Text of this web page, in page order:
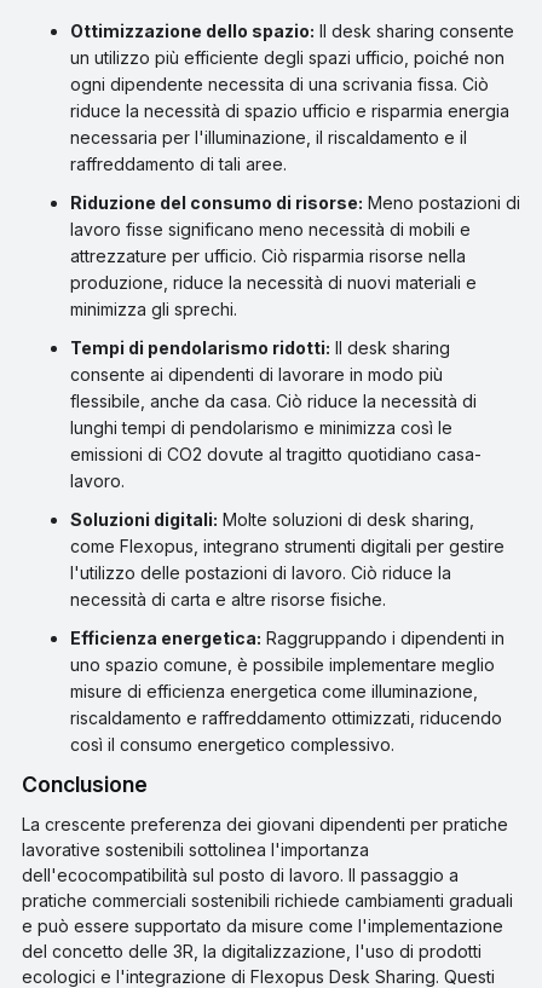
Ottimizzazione dello spazio: Il desk sharing consente
un utilizzo più efficiente degli spazi ufficio, poiché non
ogni dipendente necessita di una scrivania fissa. Ciò
riduce la necessità di spazio ufficio e risparmia energia
necessaria per l'illuminazione, il riscaldamento e il
raffreddamento di tali aree.
Riduzione del consumo di risorse: Meno postazioni di
lavoro fisse significano meno necessità di mobili e
attrezzature per ufficio. Ciò risparmia risorse nella
produzione, riduce la necessità di nuovi materiali e
minimizza gli sprechi.
Tempi di pendolarismo ridotti: Il desk sharing
consente ai dipendenti di lavorare in modo più
flessibile, anche da casa. Ciò riduce la necessità di
lunghi tempi di pendolarismo e minimizza così le
emissioni di CO2 dovute al tragitto quotidiano casa-
lavoro.
Soluzioni digitali: Molte soluzioni di desk sharing,
come Flexopus, integrano strumenti digitali per gestire
l'utilizzo delle postazioni di lavoro. Ciò riduce la
necessità di carta e altre risorse fisiche.
Efficienza energetica: Raggruppando i dipendenti in
uno spazio comune, è possibile implementare meglio
misure di efficienza energetica come illuminazione,
riscaldamento e raffreddamento ottimizzati, riducendo
così il consumo energetico complessivo.
Conclusione
La crescente preferenza dei giovani dipendenti per pratiche
lavorative sostenibili sottolinea l'importanza
dell'ecocompatibilità sul posto di lavoro. Il passaggio a
pratiche commerciali sostenibili richiede cambiamenti graduali
e può essere supportato da misure come l'implementazione
del concetto delle 3R, la digitalizzazione, l'uso di prodotti
ecologici e l'integrazione di Flexopus Desk Sharing. Questi